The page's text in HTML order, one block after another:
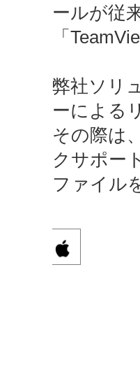
ールが従
「
弊社ソリ
ーによる
その際は
クサポー
ファイル